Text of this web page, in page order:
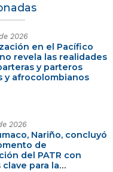
2026
en el Pacífico
revela las realidades
y parteros
y afrocolombianos
2026
Nariño, concluyó
de
del PATR con
para la